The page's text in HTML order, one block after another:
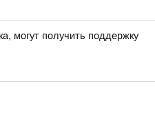
могут получить поддержку